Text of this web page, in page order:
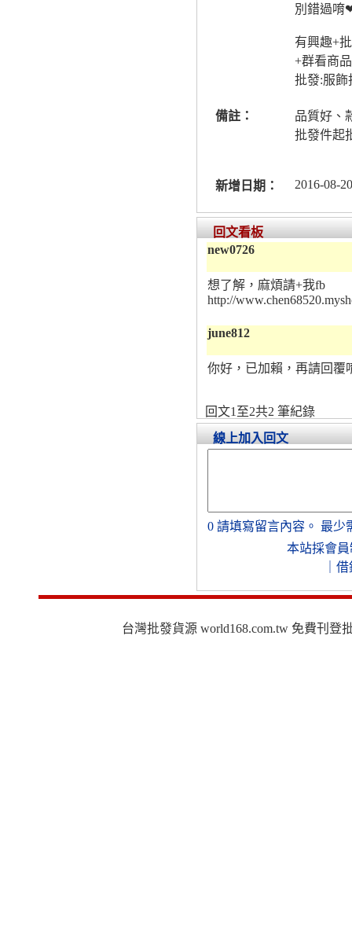
別錯過唷
有興趣+
+群看商品
批發:服飾
備註：
品質好、
批發件起
新增日期： 2016-08-
回文看板
new0726
想了解，麻煩請+我fb
http://
june812
你好，已加賴，再請回覆
回文1至2共2 筆紀錄
線上加入回文
0 請填寫留言內容。 最少
本站採會員
借
台灣批發貨源 world168.com.tw 免費刊登